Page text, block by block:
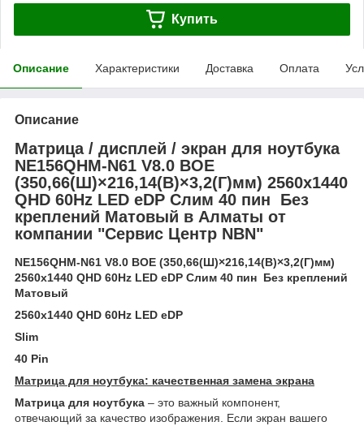
Купить
Описание Характеристики Доставка Оплата
Описание
Матрица / дисплей / экран для ноутбука
NE156QHM-N61 V8.0 BOE
(350,66(Ш)×216,14(В)×3,2(Г)мм) 2560x1440
QHD 60Hz LED eDP Слим 40 пин Без
креплений Матовый в Алматы от
компании "Сервис Центр NBN"
NE156QHM-N61 V8.0 BOE (350,66(Ш)×216,14(В)×3,2(Г)мм)
2560x1440 QHD 60Hz LED eDP Слим 40 пин Без креплений
Матовый
2560x1440 QHD 60Hz LED eDP
Slim
40 Pin
Матрица для ноутбука: качественная замена экрана
Матрица для ноутбука – это важный компонент,
отвечающий за качество изображения. Если экран вашего